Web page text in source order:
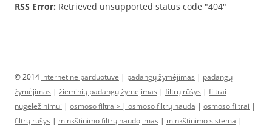
RSS Error: Retrieved unsupported status code "404"
© 2014 internetine parduotuve | padangų žymėjimas | padangų
žymėjimas | žieminių padangų žymėjimas | filtrų rūšys | filtrai
nugeležinimui | osmoso filtrai> | osmoso filtrų nauda | osmoso filtrai |
filtrų rūšys | minkštinimo filtrų naudojimas | minkštinimo sistema |